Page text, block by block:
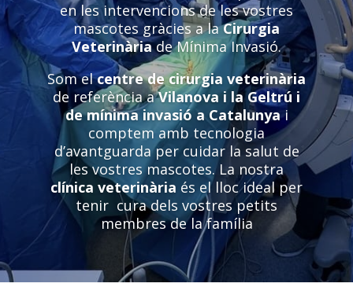
en les intervencions de les vostres
mascotes gràcies a laCirurgia
Veterinàriade Mínima Invasió.
Som elcentre de cirurgia veterinària
de referència aVilanova i la Geltrú i
de mínima invasió a Catalunyai
comptem amb tecnologia
d’avantguarda per cuidar la salut de
les vostres mascotes. La nostra
clínica veterinària és el lloc ideal per
tenir cura dels vostres petits
membres de la família